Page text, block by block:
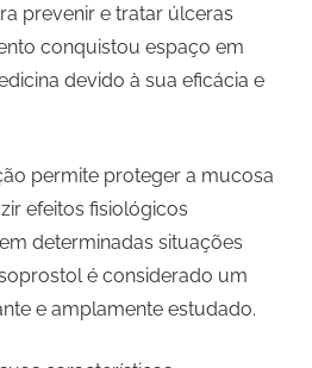
prevenir e tratar úlceras
conquistou espaço em
devido à sua eficácia e
permite proteger a mucosa
efeitos fisiológicos
determinadas situações
é considerado um
e amplamente estudado.